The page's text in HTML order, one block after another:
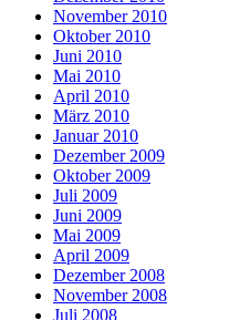
November 2010
Oktober 2010
Juni 2010
Mai 2010
April 2010
März 2010
Januar 2010
Dezember 2009
Oktober 2009
Juli 2009
Juni 2009
Mai 2009
April 2009
Dezember 2008
November 2008
Juli 2008